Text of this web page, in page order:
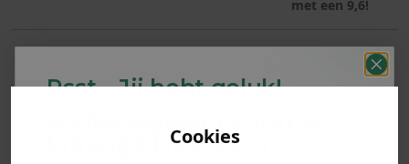
Cookies
met een 9,6!
Psst... Jij hebt geluk!
Welke mystery
krijg jij? (Tot-30%